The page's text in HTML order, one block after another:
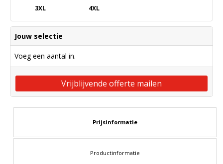
3XL
4XL
Jouw selectie
Voeg een aantal in.
Vrijblijvende offerte mailen
Prijsinformatie
Productinformatie